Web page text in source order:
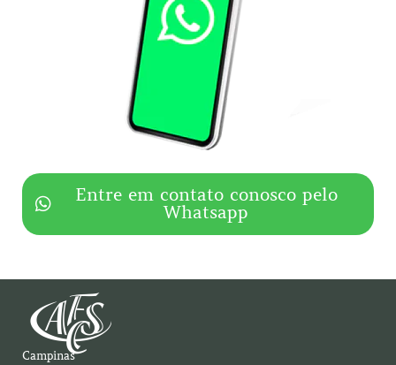
Entre em contato conosco pelo
Whatsapp
Campinas